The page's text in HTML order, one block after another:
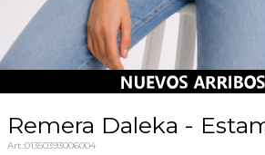
Remera Daleka -
01350393006004